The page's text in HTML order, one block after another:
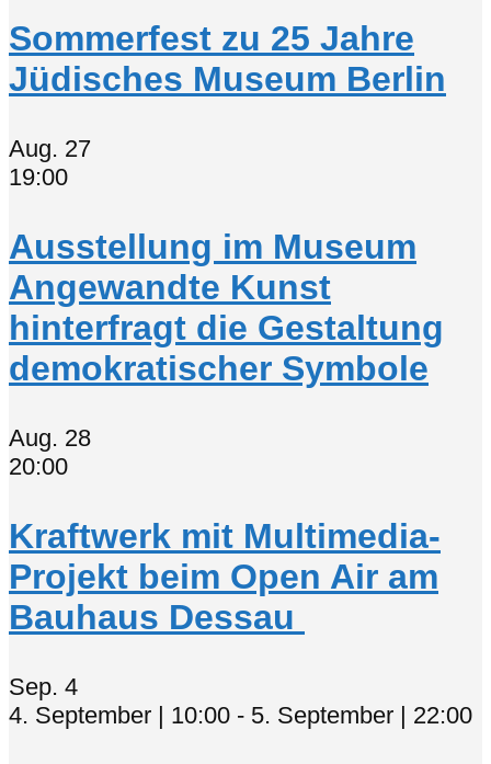
Sommerfest zu 25 Jahre
Jüdisches Museum Berlin
Aug. 27
19:00
Ausstellung im Museum
Angewandte Kunst
hinterfragt die Gestaltung
demokratischer Symbole
Aug. 28
20:00
Kraftwerk mit Multimedia-
Projekt beim Open Air am
Bauhaus Dessau
Sep. 4
4. September | 10:00 - 5. September | 22:00